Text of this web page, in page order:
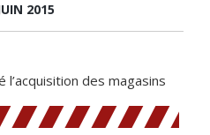
2015
l’acquisition des magasins